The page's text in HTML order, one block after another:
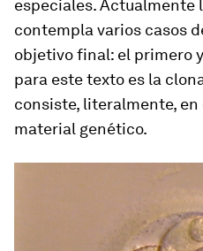
especiales. Actualmente
contempla varios casos
objetivo final: el primero
para este texto es la
consiste, literalmente,
material genético.